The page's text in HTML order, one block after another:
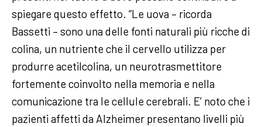
spiegare questo effetto. “Le uova – ricorda
Bassetti – sono una delle fonti naturali più ricche di
colina, un nutriente che il cervello utilizza per
produrre acetilcolina, un neurotrasmettitore
fortemente coinvolto nella memoria e nella
comunicazione tra le cellule cerebrali. E’ noto che i
pazienti affetti da Alzheimer presentano livelli più